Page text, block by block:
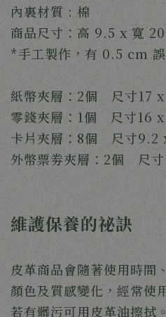
內裏材質 : 棉
商品尺寸：高 9.5 x 寬
*手工製作，有 0.5 cm
紙幣夾層：2個 尺寸17
零錢夾層：1個 尺寸16
卡片夾層：8個 尺寸9.2
外幣票劵夾層：2個 尺
維護保養的祕訣
皮革商品會隨著使用時間
顏色及質感變化，經常使
若有髒污可用皮革油擦拭。